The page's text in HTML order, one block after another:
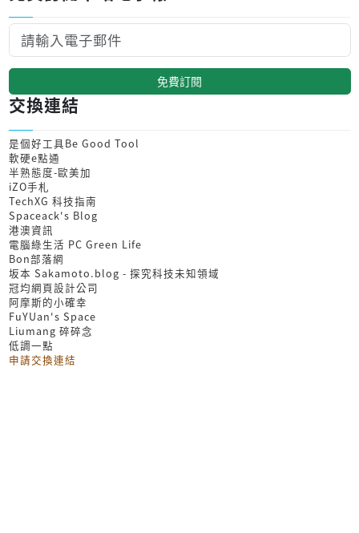
免費訂閱
交換連結
是個好工具Be Good Tool
軟硬e點通
半熟態度-歐美加
iZO手札
TechXG 科技指南
Spaceack's Blog
港澳資訊
電腦綠生活 PC Green Life
Bon部落網
坂本 Sakamoto.blog - 探究科技未知領域
冠均網頁設計公司
阿摩斯的小確幸
FuYUan's Space
Liumang 碎碎念
低調一點
申請交換連結